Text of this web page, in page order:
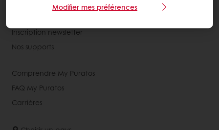
Modifier mes préférences
Inscription newsletter
Nos supports
Comprendre My Puratos
FAQ My Puratos
Carrières